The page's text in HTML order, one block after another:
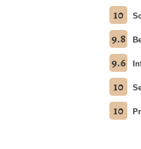
10
9.8
9.6
10
10